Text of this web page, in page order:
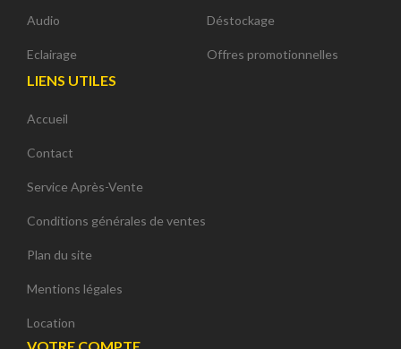
Audio
Eclairage
Déstockage
Offres promotionnelles
LIENS UTILES
Accueil
Contact
Service Après-Vente
Conditions générales de ventes
Plan du site
Mentions légales
Location
VOTRE COMPTE